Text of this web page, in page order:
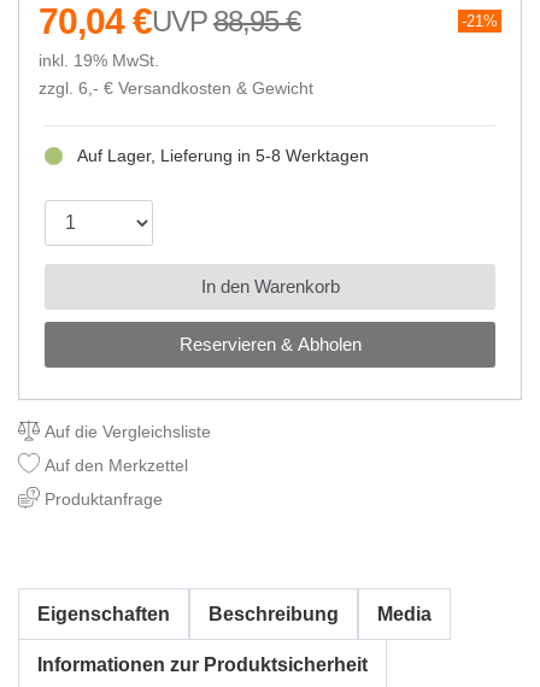
88,95 € 21%
70,04 €
inkl. 19% MwSt.
zzgl. 6,- € Versandkosten & Gewicht
Reservieren & Abholen
Auf Lager, Lieferung in 5-8 Werktagen
In den Warenkorb
Auf die Vergleichsliste
Auf den Merkzettel
Produktanfrage
Eigenschaften Beschreibung Media
Informationen zur Produktsicherheit